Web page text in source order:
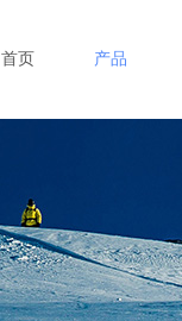
首页 产品